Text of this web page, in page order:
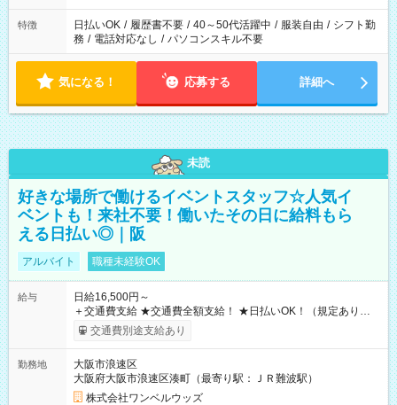
特徴 日払いOK / 履歴書不要 / 40～50代活躍中 / 服装自由 / シフト勤
務 / 電話対応なし / パソコンスキル不要
気になる！ 応募する 詳細へ
未読
好きな場所で働けるイベントスタッフ☆人気イ
ベントも！来社不要！働いたその日に給料もら
える日払い◎｜阪
アルバイト 職種未経験OK
給与
日給16,500円～
＋交通費支給 ★交通費全額支給！ ★日払いOK！（規定あり） ┗
働いたその日に現金GET♪ お仕事後はコンビニATMから 日払
交通費別途支給あり
勤務地
大阪市浪速区
大阪府大阪市浪速区湊町（最寄り駅：ＪＲ難波駅）
株式会社ワンベルウッズ